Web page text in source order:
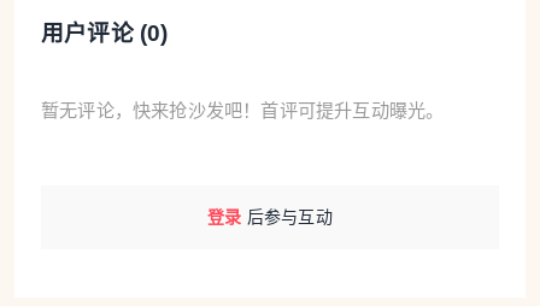
用户评论 (0)
暂无评论，快来抢沙发吧！首评可提升互动曝光。
登录 后参与互动